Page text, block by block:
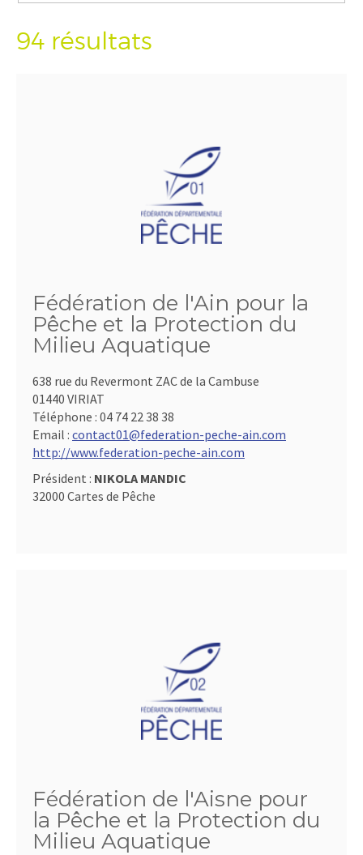
94 résultats
Fédération de l'Ain pour la
Pêche et la Protection du
Milieu Aquatique
638 rue du Revermont ZAC de la Cambuse
01440 VIRIAT
Téléphone : 04 74 22 38 38
Email : contact01@federation-peche-ain.com
http://www.federation-peche-ain.com
Président : NIKOLA MANDIC
32000 Cartes de Pêche
Fédération de l'Aisne pour
la Pêche et la Protection du
Milieu Aquatique